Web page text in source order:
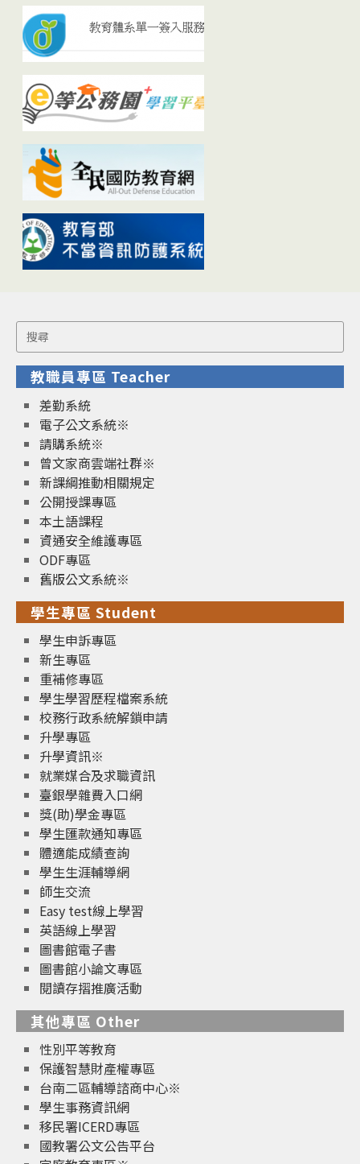
Search
for:
教職員專區 Teacher
差勤系統
電子公文系統※
請購系統※
曾文家商雲端社群※
新課綱推動相關規定
公開授課專區
本土語課程
資通安全維護專區
ODF專區
舊版公文系統※
學生專區 Student
學生申訴專區
新生專區
重補修專區
學生學習歷程檔案系統
校務行政系統解鎖申請
升學專區
升學資訊※
就業媒合及求職資訊
臺銀學雜費入口網
獎(助)學金專區
學生匯款通知專區
體適能成績查詢
學生生涯輔導網
師生交流
Easy test線上學習
英語線上學習
圖書館電子書
圖書館小論文專區
閱讀存摺推廣活動
其他專區 Other
性別平等教育
保護智慧財產權專區
台南二區輔導諮商中心※
學生事務資訊網
移民署ICERD專區
國教署公文公告平台